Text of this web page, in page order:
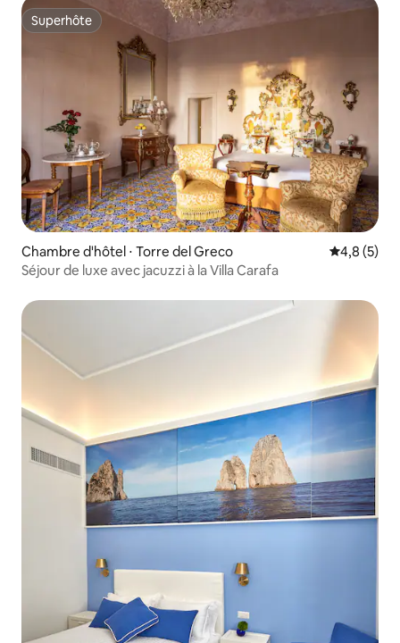
Superhôte
Superhôte
Chambre d'hôtel ⋅ Torre del Greco Évaluation
4,8 (5)
Séjour de luxe avec jacuzzi à la Villa Carafa